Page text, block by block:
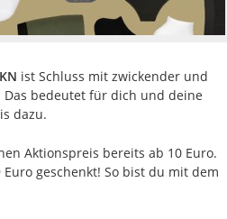
ist Schluss mit zwickender und
Das bedeutet für dich und deine
dazu.
Aktionspreis bereits ab 10 Euro.
geschenkt! So bist du mit dem